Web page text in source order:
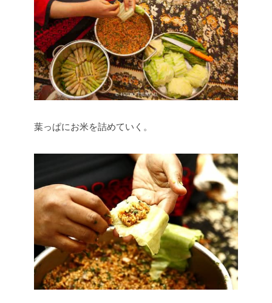
葉っぱにお米を詰めていく。